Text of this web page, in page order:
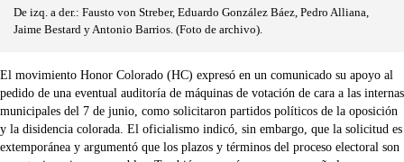
De izq. a der.: Fausto von Streber, Eduardo González Báez, Pedro Alliana,
Jaime Bestard y Antonio Barrios. (Foto de archivo).
El movimiento Honor Colorado (HC) expresó en un comunicado su apoyo al
pedido de una eventual auditoría de máquinas de votación de cara a las internas
municipales del 7 de junio, como solicitaron partidos políticos de la oposición
y la disidencia colorada. El oficialismo indicó, sin embargo, que la solicitud es
extemporánea y argumentó que los plazos y términos del proceso electoral son